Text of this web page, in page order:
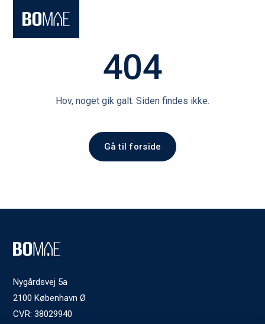
404
Hov, noget gik galt. Siden findes ikke.
Gå til forside
Nygårdsvej 5a
2100 København Ø
CVR: 38029940